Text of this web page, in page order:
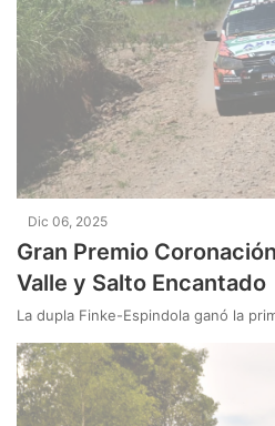
Dic 06, 2025
Gran Premio
Valle y Salto Encantado
La dupla Finke-Espindola ganó la